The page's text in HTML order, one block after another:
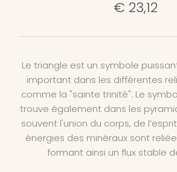
€ 23,12
Le triangle est un symbole
important dans les différentes
comme la "sainte trinité". Le
trouve également dans les
souvent l'union du corps, de
énergies des minéraux sont
formant ainsi un flux stable